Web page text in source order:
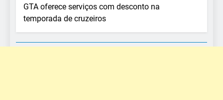
GTA oferece serviços com desconto na
temporada de cruzeiros